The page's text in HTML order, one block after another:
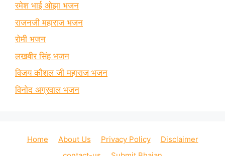
रमेश भाई ओझा भजन
राजनजी महाराज भजन
रोमी भजन
लखबीर सिंह भजन
विजय कौशल जी महाराज भजन
विनोद अग्रवाल भजन
Home About Us Privacy Policy
Disclaimer